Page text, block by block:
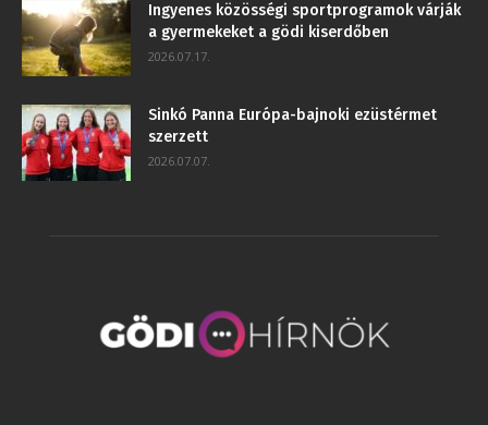
Ingyenes közösségi sportprogramok várják
a gyermekeket a gödi kiserdőben
2026.07.17.
Sinkó Panna Európa-bajnoki ezüstérmet
szerzett
2026.07.07.